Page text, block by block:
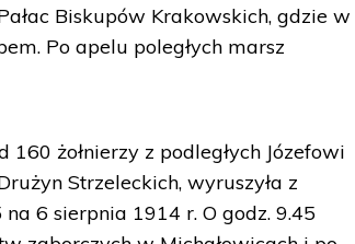
Biskupów Krakowskich, gdzie w
Po apelu poległych marsz
żołnierzy z podległych Józefowi
Strzeleckich, wyruszyła z
6 sierpnia 1914 r. O godz. 9.45